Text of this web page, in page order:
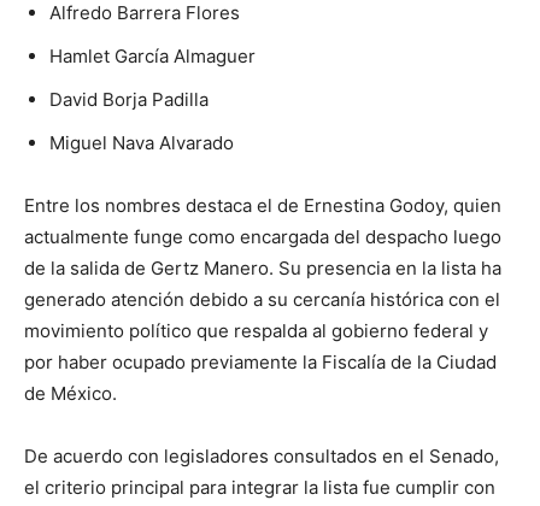
Alfredo Barrera Flores
Hamlet García Almaguer
David Borja Padilla
Miguel Nava Alvarado
Entre los nombres destaca el de Ernestina Godoy, quien
actualmente funge como encargada del despacho luego
de la salida de Gertz Manero. Su presencia en la lista ha
generado atención debido a su cercanía histórica con el
movimiento político que respalda al gobierno federal y
por haber ocupado previamente la Fiscalía de la Ciudad
de México.
De acuerdo con legisladores consultados en el Senado,
el criterio principal para integrar la lista fue cumplir con